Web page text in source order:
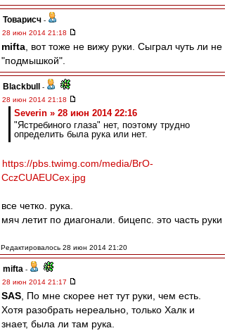
Товарисч -
28 июн 2014 21:18
mifta , вот тоже не вижу руки. Сыграл чуть ли не
"подмышкой".
Blackbull
-
28 июн 2014 21:18
Severin » 28 июн 2014 22:16
"Ястребиного глаза" нет, поэтому трудно
определить была рука или нет.
https://pbs.twimg.com/media/BrO-
CczCUAEUCex.jpg
все четко. рука.
мяч летит по диагонали. бицепс. это часть руки
Редактировалось 28 июн 2014 21:20
mifta -
28 июн 2014 21:17
SAS , По мне скорее нет тут руки, чем есть.
Хотя разобрать нереально, только Халк и
знает, была ли там рука.